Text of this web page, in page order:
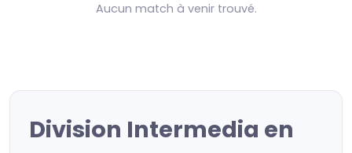
Aucun match à venir trouvé.
Division Intermedia en